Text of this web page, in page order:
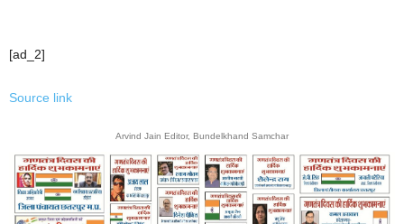
[ad_2]
Source link
Arvind Jain Editor, Bundelkhand Samchar